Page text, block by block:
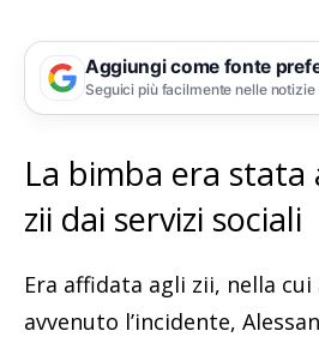
Aggiungi come fonte
Seguici più facilmente nelle
La bimba era
zii dai servizi sociali
Era affidata agli zii, nella
avvenuto l’incidente,